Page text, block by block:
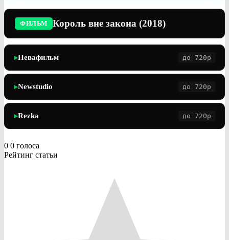
ФИЛЬМ Король вне закона (2018)
▶Невафильм до 720p
▶Newstudio до 720p
▶Rezka до 720p
0 0 голоса
Рейтинг статьи